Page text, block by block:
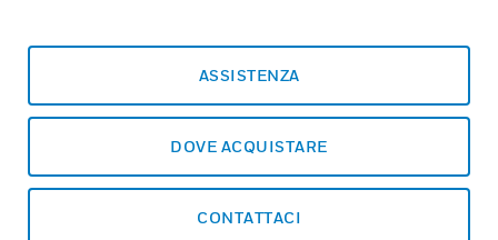
ASSISTENZA
DOVE ACQUISTARE
CONTATTACI